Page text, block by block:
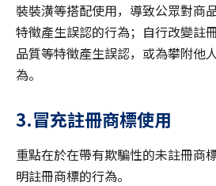
裝裝潢等搭配使用，導致公眾對商
特徵產生誤認的行為；自行改變註
品質等特徵產生誤認，或為攀附他
為。
3.冒充註冊商標使用
重點在於在帶有欺騙性的未註冊商
明註冊商標的行為。